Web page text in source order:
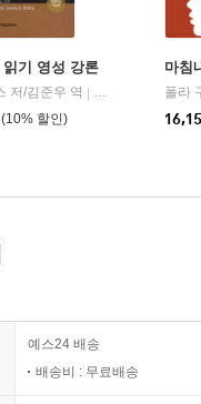
기 영성 강론
저/김준우 역
한국기독교연구소
(10% 할인)
마침
폴라
예스24 배송
배송비 : 무료배송